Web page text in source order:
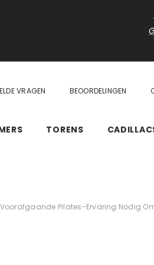
VRAGEN BEOORDELINGEN
TORENS
Voorafgaande Pilates-Ervaring Nodig